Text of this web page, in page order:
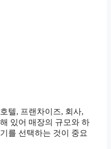
텔, 프랜차이즈, 회사,
있어 매장의 규모와 하
를 선택하는 것이 중요